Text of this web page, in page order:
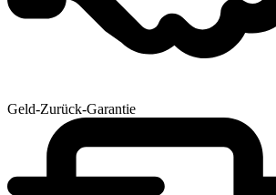
Geld-Zurück-Garantie